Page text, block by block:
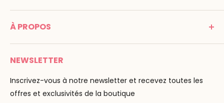
Tél : 05 53 61 21 26
Email :info@montessori-spirit.com
C G V
Mentions légales
Paiement
Livraison
F.A.Q
À PROPOS
Montessori Spirit
Maria Montessori
La pédagogie
Nos marques
NEWSLETTER
Inscrivez-vous à notre newsletter et recevez toutes les
offres et exclusivités de la boutique